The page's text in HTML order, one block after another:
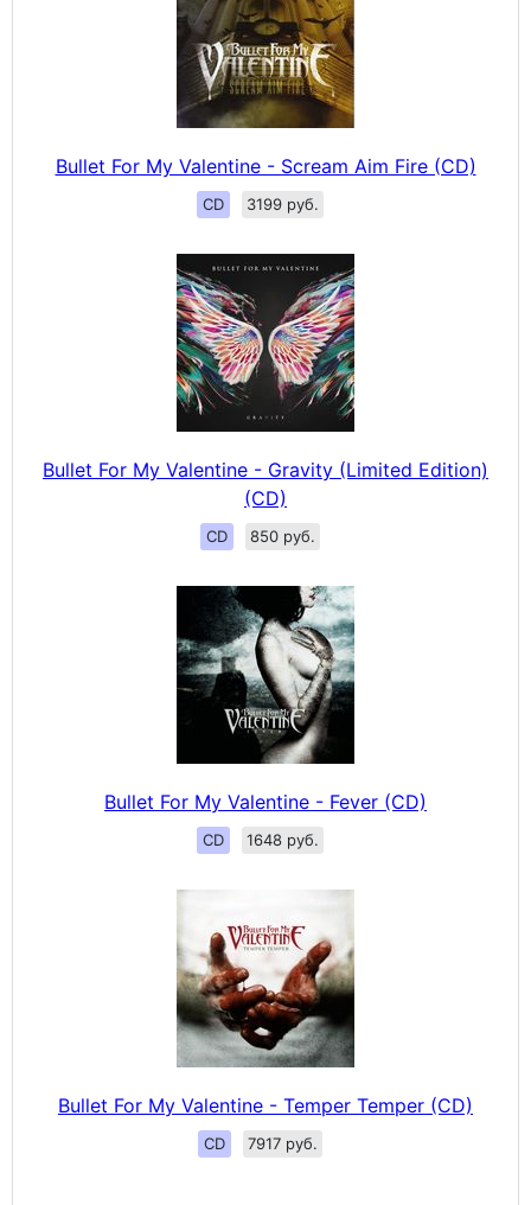
Bullet For My Valentine - Scream Aim Fire (CD)
CD 3199 руб.
Bullet For My Valentine - Gravity (Limited Edition)
(CD)
CD 850 руб.
Bullet For My Valentine - Fever (CD)
CD 1648 руб.
Bullet For My Valentine - Temper Temper (CD)
CD 7917 руб.